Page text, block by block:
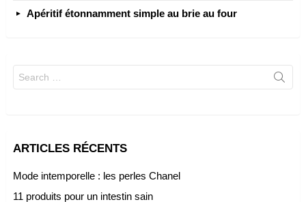
Apéritif étonnamment simple au brie au four
for:
ARTICLES RÉCENTS
Mode intemporelle : les perles Chanel
11 produits pour un intestin sain